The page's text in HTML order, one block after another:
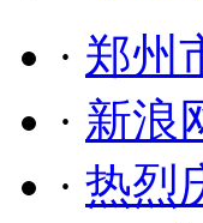
· 郑州
· 新浪
· 热烈